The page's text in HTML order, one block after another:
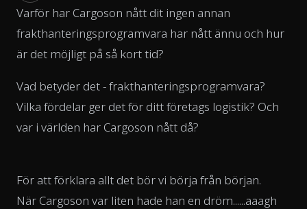
Varför har Cargoson nått dit ingen annan
frakthanteringsprogramvara har nått ännu och hur
är det möjligt på så kort tid?
Vad betyder det - frakthanteringsprogramvara?
Vilka fördelar ger det för ditt företags logistik? Och
var i världen har Cargoson nått då?
För att förklara allt det bör vi börja från början.
När Cargoson var liten hade han en dröm......aaagh